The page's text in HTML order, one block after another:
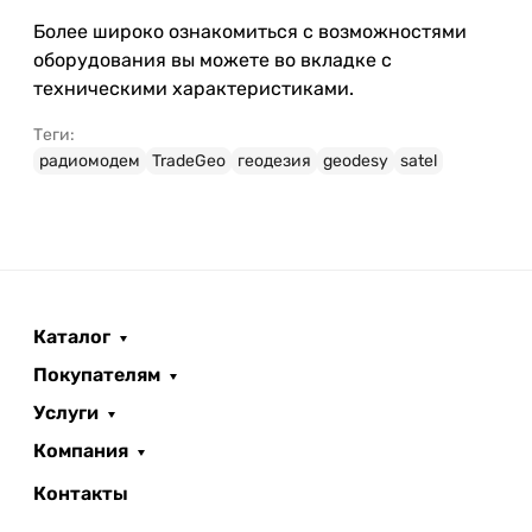
Более широко ознакомиться с возможностями
оборудования вы можете во вкладке с
техническими характеристиками.
Теги:
радиомодем
TradeGeo геодезия geodesy satel
Каталог
Покупателям
Услуги
Компания
Контакты